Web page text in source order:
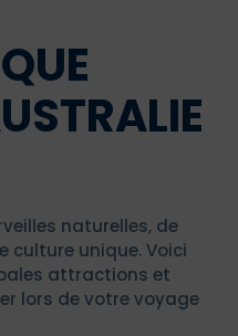
naturelles, de
culture unique. Voici
attractions et
lors de votre voyage